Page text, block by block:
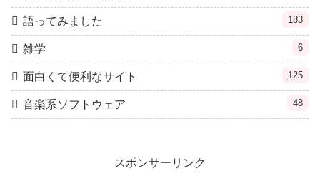
語ってみました 183
雑学 6
面白くて便利なサイト 125
音楽系ソフトウェア 48
スポンサーリンク